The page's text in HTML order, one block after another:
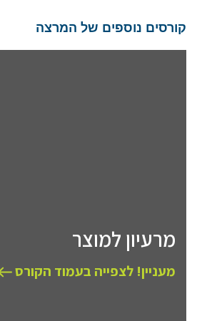
קורסים נוספים של המרצה
מרעיון למוצר
מעניין! לצפייה בעמוד הקורס